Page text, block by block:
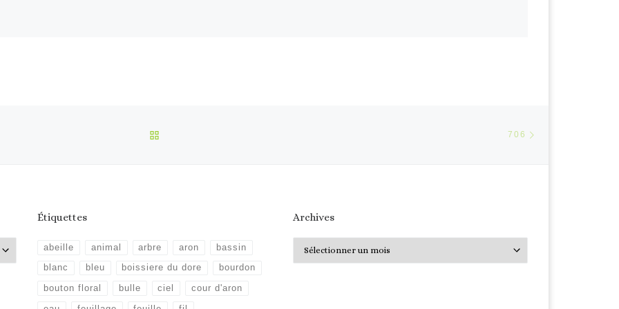
706
Étiquettes
abeille animal arbre aron bassin
blanc bleu boissiere du dore bourdon
bouton floral bulle ciel cour d'aron
Archives